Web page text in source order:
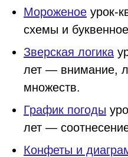
Мороженое урок-
схемы и
Зверская логика
лет — внимание,
множеств.
График погоды
лет —
Конфеты и